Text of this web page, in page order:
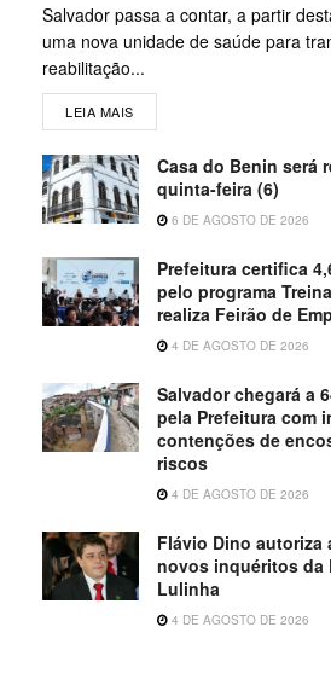
Salvador passa a contar, a partir
uma nova unidade de saúde para
reabilitação...
LEIA MAIS
Casa do Benin será
quinta-feira (6)
6 DE AGOSTO DE 2026
Prefeitura certifica
pelo programa
realiza Feirão de
4 DE AGOSTO DE 2026
Salvador chegará a
pela Prefeitura com
contenções de
riscos
4 DE AGOSTO DE 2026
Flávio Dino autoriza
novos inquéritos da
Lulinha
4 DE AGOSTO DE 2026